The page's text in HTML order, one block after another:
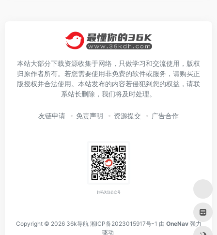
本站大部分下载资源收集于网络，只做学习和交流使用，版权
归原作者所有。若您需要使用非免费的软件或服务，请购买正
版授权并合法使用。本站发布的内容若侵犯到您的权益，请联
系站长删除，我们将及时处理。
友链申请 免责声明 资源提交 广告合作
扫码关注公众号
Copyright © 2026 36k导航 湘ICP备2023015917号-1 由 OneNav 强力
驱动